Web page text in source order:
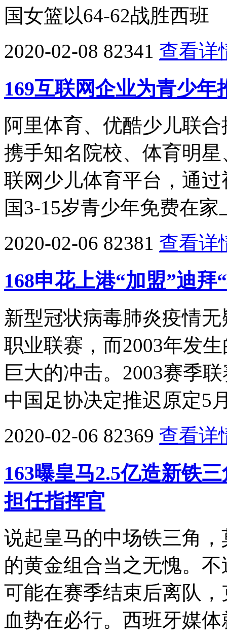
国女篮以64-62战胜西班
2020-02-08 82341 查看详
169互联网企业为青少
阿里体育、优酷少儿联
携手知名院校、体育明
联网少儿体育平台，通
国3-15岁青少年免费在家
2020-02-06 82381 查看详
168申花上港“加盟”迪拜
新型冠状病毒肺炎疫情
职业联赛，而2003年发
巨大的冲击。2003赛季
中国足协决定推迟原定5
2020-02-06 82369 查看详
163曝皇马2.5亿造新铁
担任指挥官
说起皇马的中场铁三角
的黄金组合当之无愧。
可能在赛季结束后离队
血势在必行。西班牙媒